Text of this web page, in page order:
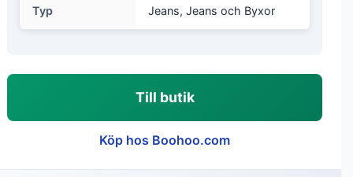
Typ Jeans, Jeans och Byxor
Till butik
Köp hos Boohoo.com